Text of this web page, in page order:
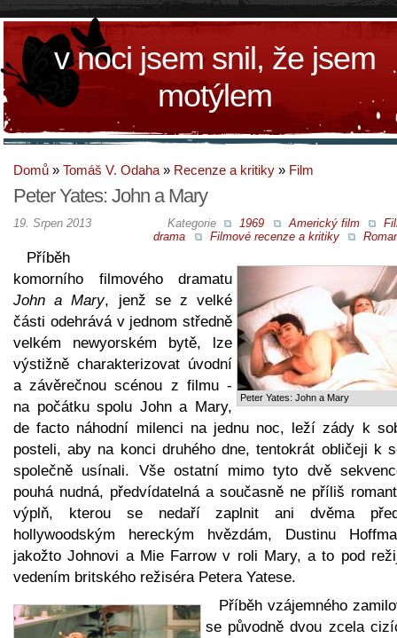
v noci jsem snil, že jsem
motýlem
Domů » Tomáš V. Odaha » Recenze a kritiky » Film
Peter Yates: John a Mary
Kategorie 1969 Americký film
drama
Filmové recenze a kritiky
19. Srpen 2013
Peter Yates: John a Mary
Příběh
komorního filmového dramatu
John a Mary, jenž se z velké
části odehrává v jednom středně
velkém newyorském bytě, lze
výstižně charakterizovat úvodní
a závěrečnou scénou z filmu -
na počátku spolu John a Mary,
de facto náhodní milenci na jednu noc, leží zády k
posteli, aby na konci druhého dne, tentokrát obličeji k
společně usínali. Vše ostatní mimo tyto dvě
pouhá nudná, předvídatelná a současně ne příliš
výplň, kterou se nedaří zaplnit ani dvěma
hollywoodským hereckým hvězdám, Dustinu
jakožto Johnovi a Mie Farrow v roli Mary, a to pod
vedením britského režiséra Petera Yatese.
Příběh vzájemného
se původně dvou zcela